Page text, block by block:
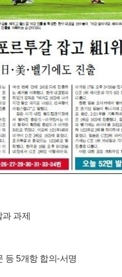
과제
등 5개항 합의-서명